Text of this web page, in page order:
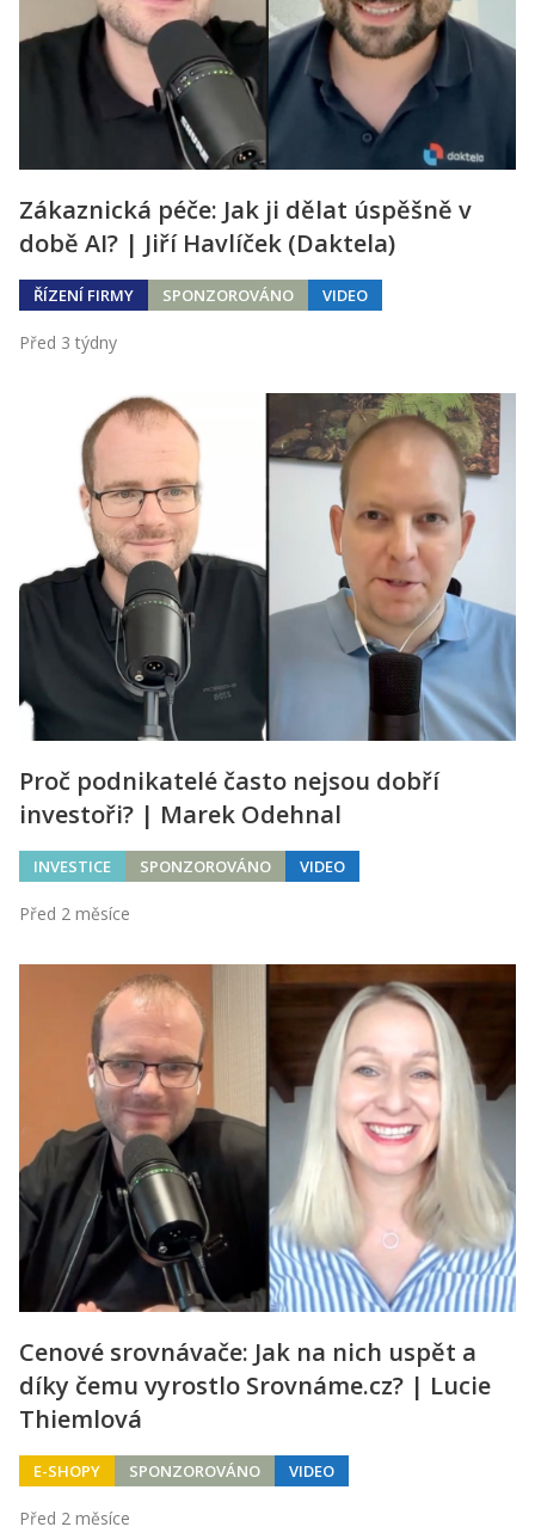
Zákaznická péče: Jak ji dělat úspěšně v
době AI? | Jiří Havlíček (Daktela)
ŘÍZENÍ FIRMY SPONZOROVÁNO VIDEO
Před 3 týdny
Proč podnikatelé často nejsou dobří
investoři? | Marek Odehnal
INVESTICE SPONZOROVÁNO VIDEO
Před 2 měsíce
Cenové srovnávače: Jak na nich uspět a
díky čemu vyrostlo Srovnáme.cz? | Lucie
Thiemlová
E-SHOPY SPONZOROVÁNO VIDEO
Před 2 měsíce